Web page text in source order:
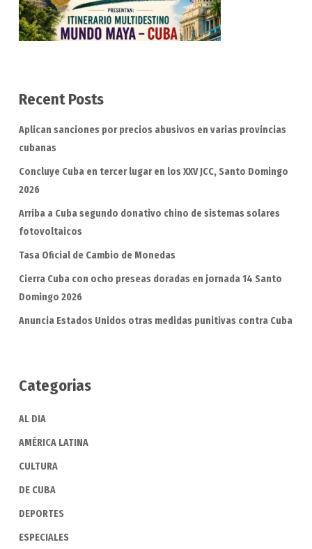
Recent Posts
Aplican sanciones por precios abusivos en varias provincias
cubanas
Concluye Cuba en tercer lugar en los XXV JCC, Santo Domingo
2026
Arriba a Cuba segundo donativo chino de sistemas solares
fotovoltaicos
Tasa Oficial de Cambio de Monedas
Cierra Cuba con ocho preseas doradas en jornada 14 Santo
Domingo 2026
Anuncia Estados Unidos otras medidas punitivas contra Cuba
Categorias
AL DIA
AMÉRICA LATINA
CULTURA
DE CUBA
DEPORTES
ESPECIALES